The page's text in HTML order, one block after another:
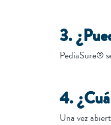
3.
PediaSure®
4.
Una vez